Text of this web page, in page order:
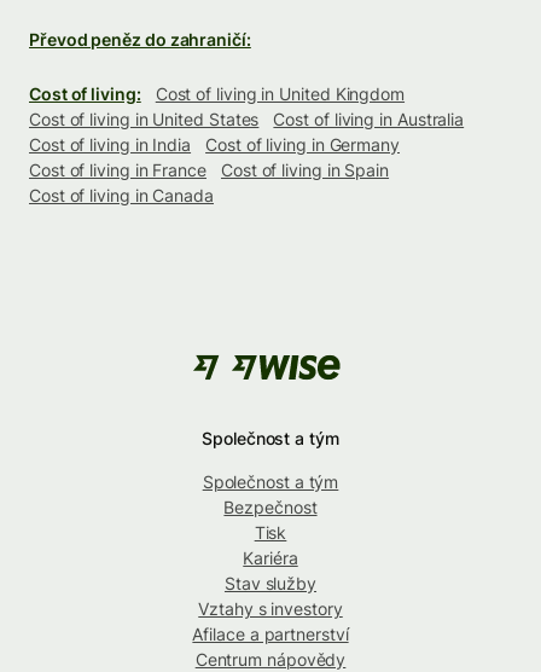
Převod peněz do zahraničí:
Cost of living:
Cost of living in United Kingdom
Cost of living in United States
Cost of living in Australia
Cost of living in India
Cost of living in Germany
Cost of living in France
Cost of living in Spain
Cost of living in Canada
Společnost a tým
Společnost a tým
Bezpečnost
Tisk
Kariéra
Stav služby
Vztahy s investory
Afilace a partnerství
Centrum nápovědy